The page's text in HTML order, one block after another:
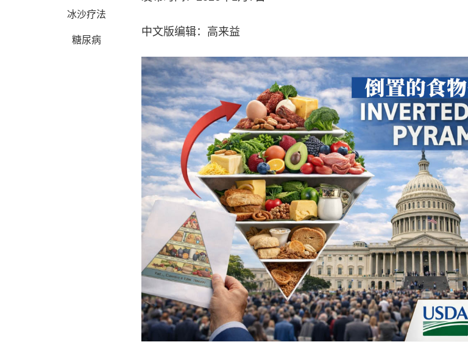
冰沙疗法
糖尿病
中文版编辑：高来益